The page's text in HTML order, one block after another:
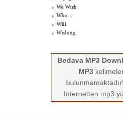
We Wish
Who...
Will
Wishing
Bedava MP3
MP3
Internetten mp3